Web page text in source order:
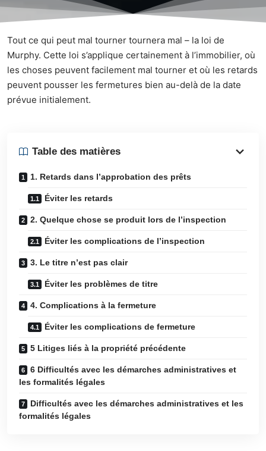
Tout ce qui peut mal tourner tournera mal – la loi de
Murphy. Cette loi s’applique certainement à l’immobilier, où
les choses peuvent facilement mal tourner et où les retards
peuvent pousser les fermetures bien au-delà de la date
prévue initialement.
Table des matières
1. Retards dans l’approbation des prêts
Éviter les retards
2. Quelque chose se produit lors de l’inspection
Éviter les complications de l’inspection
3. Le titre n’est pas clair
Éviter les problèmes de titre
4. Complications à la fermeture
Éviter les complications de fermeture
5 Litiges liés à la propriété précédente
6 Difficultés avec les démarches administratives et
les formalités légales
Difficultés avec les démarches administratives et les
formalités légales